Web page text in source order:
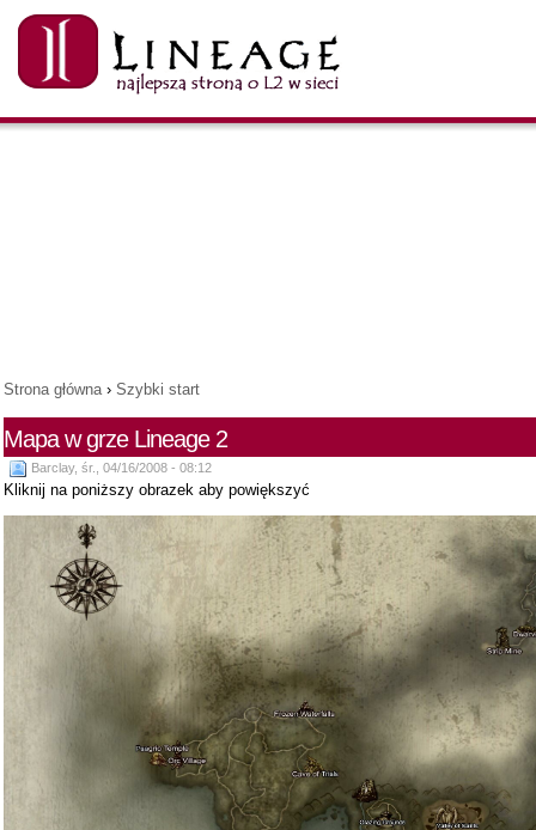
Strona główna ›Szybki start
Mapa w grze Lineage 2
Barclay, śr., 04/16/2008 - 08:12
Kliknij na poniższy obrazek aby powiększyć